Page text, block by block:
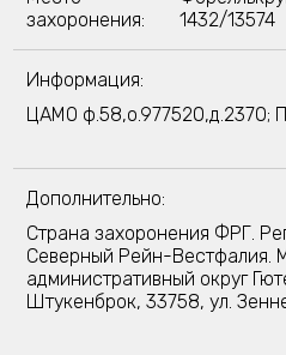
захоронения:
1432/13574
Информация:
ЦАМО ф.58,о.977520,д.2370;
Дополнительно:
Страна захоронения ФРГ.
Северный Рейн-Вестфалия.
административный округ
Штукенброк, 33758, ул.